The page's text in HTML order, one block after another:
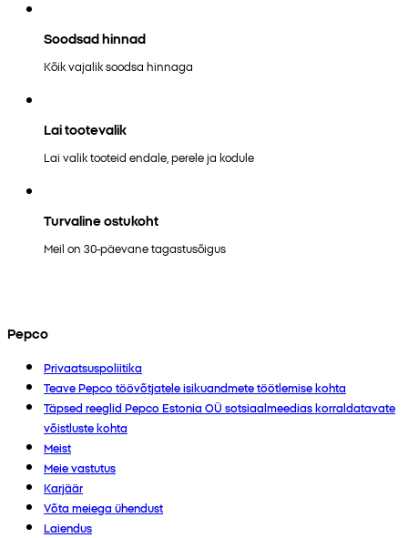
Soodsad hinnad
Kõik vajalik soodsa hinnaga
Lai tootevalik
Lai valik tooteid endale, perele ja kodule
Turvaline ostukoht
Meil on 30-päevane tagastusõigus
Pepco
Privaatsuspoliitika
Teave Pepco töövõtjatele isikuandmete töötlemise kohta
Täpsed reeglid Pepco Estonia OÜ sotsiaalmeedias korraldatavate
võistluste kohta
Meist
Meie vastutus
Karjäär
Võta meiega ühendust
Laiendus